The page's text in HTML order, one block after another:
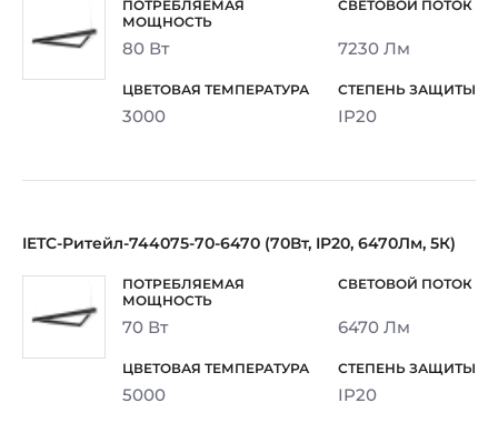
80 Вт 7230 Лм
3000 IP20
IETC-Ритейл-744075-70-6470 (70Вт, IP20, 6470Лм, 5К)
70 Вт 6470 Лм
5000 IP20